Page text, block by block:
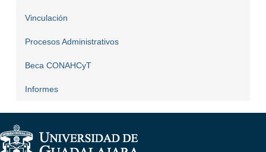
Vinculación
Procesos Administrativos
Beca CONAHCyT
Informes